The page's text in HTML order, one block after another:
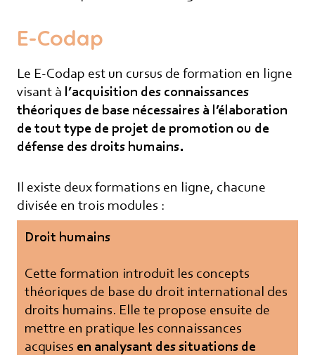
E-Codap
Le E-Codap est un cursus de formation en ligne
visant à l’acquisition des connaissances
théoriques de base nécessaires à l’élaboration
de tout type de projet de promotion ou de
défense des droits humains.
Il existe deux formations en ligne, chacune
divisée en trois modules :
Droit humains
Cette formation introduit les concepts
théoriques de base du droit international des
droits humains. Elle te propose ensuite de
mettre en pratique les connaissances
acquises en analysant des situations de
informations concernant nos activités. Vous
désabonnement intégré dans chacun de